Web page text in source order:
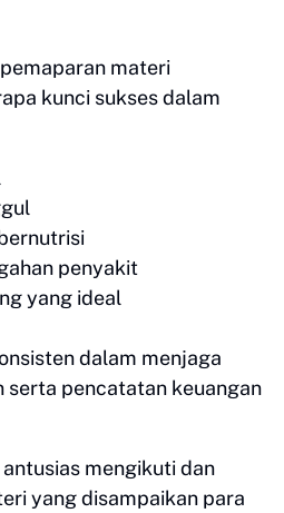
materi
kunci sukses dalam
penyakit
yang ideal
dalam menjaga
serta pencatatan keuangan
mengikuti dan
yang disampaikan para